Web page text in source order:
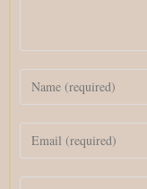
name
or
username
to
email